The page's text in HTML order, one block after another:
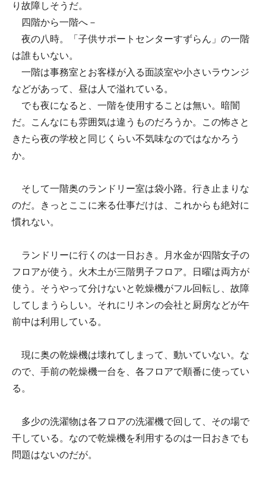
り故障しそうだ。
四階から一階へ－
夜の八時。「子供サポートセンターすずらん」の一階
は誰もいない。
一階は事務室とお客様が入る面談室や小さいラウンジ
などがあって、昼は人で溢れている。
でも夜になると、一階を使用することは無い。暗闇
だ。こんなにも雰囲気は違うものだろうか。この怖さと
きたら夜の学校と同じくらい不気味なのではなかろう
か。
そして一階奥のランドリー室は袋小路。行き止まりな
のだ。きっとここに来る仕事だけは、これからも絶対に
慣れない。
ランドリーに行くのは一日おき。月水金が四階女子の
フロアが使う。火木土が三階男子フロア。日曜は両方が
使う。そうやって分けないと乾燥機がフル回転し、故障
してしまうらしい。それにリネンの会社と厨房などが午
前中は利用している。
現に奥の乾燥機は壊れてしまって、動いていない。な
ので、手前の乾燥機一台を、各フロアで順番に使ってい
る。
多少の洗濯物は各フロアの洗濯機で回して、その場で
干している。なので乾燥機を利用するのは一日おきでも
問題はないのだが。